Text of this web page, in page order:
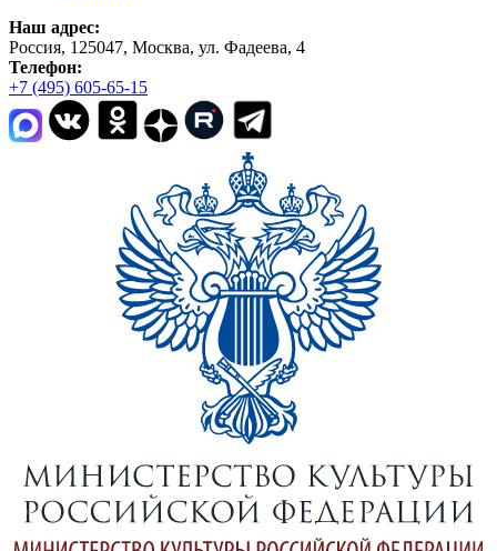
Наш адрес:
Россия, 125047, Москва, ул. Фадеева, 4
Телефон:
+7 (495) 605-65-15